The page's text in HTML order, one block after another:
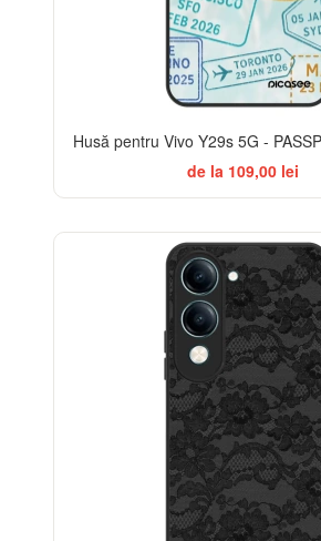
Husă pentru Vivo Y29s 5G -
de la 109,00 lei